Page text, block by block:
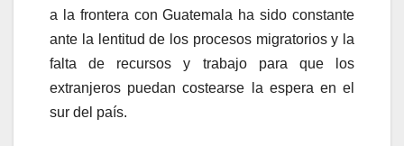
a la frontera con Guatemala ha sido constante
ante la lentitud de los procesos migratorios y la
falta de recursos y trabajo para que los
extranjeros puedan costearse la espera en el
sur del país.